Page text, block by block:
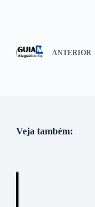
ANTERIOR
Veja também: